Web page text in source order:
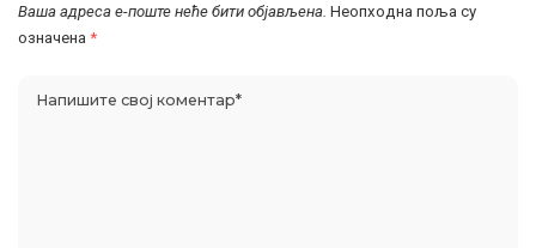
Ваша адреса е-поште неће бити објављена. Неопходна поља су
означена *